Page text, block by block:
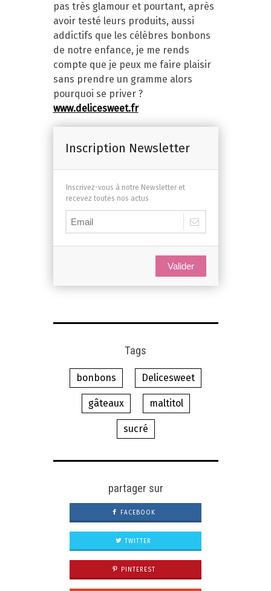
pas très glamour et pourtant, après
avoir testé leurs produits, aussi
addictifs que les célèbres bonbons
de notre enfance, je me rends
compte que je peux me faire plaisir
sans prendre un gramme alors
pourquoi se priver ?
www.delicesweet.fr
Inscription Newsletter
Inscrivez-vous à notre Newsletter et
recevez toutes nos actus
Valider
Tags
bonbons Delicesweet
gâteaux maltitol
sucré
partager sur
FACEBOOK
TWITTER
PINTEREST